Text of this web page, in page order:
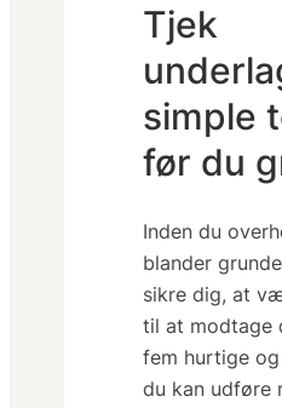
Tjek
simple
før du
Inden du
blander
sikre dig, at
til at modtage
fem hurtige
du kan udføre